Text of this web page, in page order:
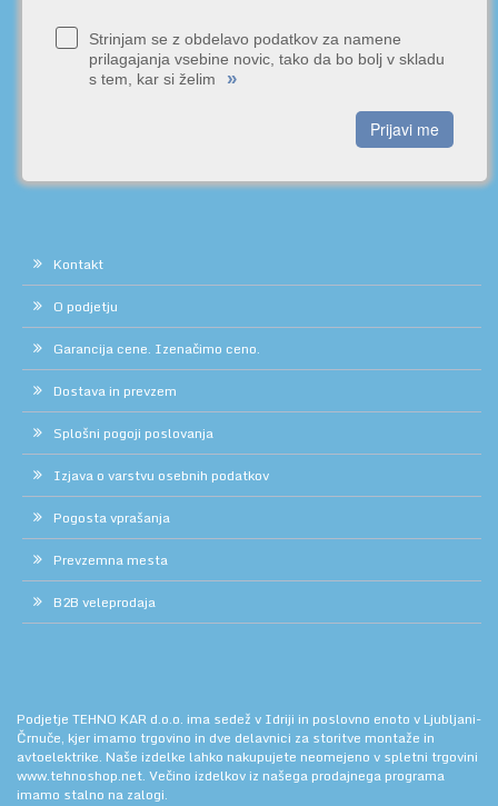
Strinjam se z obdelavo podatkov za namene
prilagajanja vsebine novic, tako da bo bolj v skladu
s tem, kar si želim
»
Prijavi me
Kontakt
O podjetju
Garancija cene. Izenačimo ceno.
Dostava in prevzem
Splošni pogoji poslovanja
Izjava o varstvu osebnih podatkov
Pogosta vprašanja
Prevzemna mesta
B2B veleprodaja
Podjetje TEHNO KAR d.o.o. ima sedež v Idriji in poslovno enoto v Ljubljani-
Črnuče, kjer imamo trgovino in dve delavnici za storitve montaže in
avtoelektrike. Naše izdelke lahko nakupujete neomejeno v spletni trgovini
www.tehnoshop.net. Večino izdelkov iz našega prodajnega programa
imamo stalno na zalogi.